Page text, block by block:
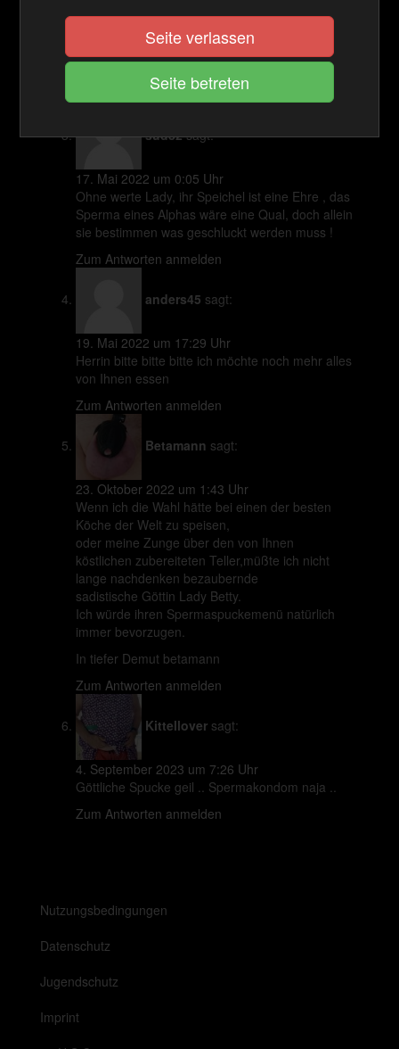
14. Mai 2022 um 2:15 Uhr
Oh beste Herrin diesen Teller würde ich auch sehr
Zum Antworten anmelden
sud82 sagt:
17. Mai 2022 um 0:05 Uhr
Ohne werte Lady, ihr Speichel ist eine Ehre , das
Sperma eines Alphas wäre eine Qual, doch allein
sie bestimmen was geschluckt werden muss !
Zum Antworten anmelden
anders45 sagt:
19. Mai 2022 um 17:29 Uhr
Herrin bitte bitte bitte ich möchte noch mehr alles
von Ihnen essen
Zum Antworten anmelden
Betamann sagt:
23. Oktober 2022 um 1:43 Uhr
Wenn ich die Wahl hätte bei einen der besten
Köche der Welt zu speisen,
oder meine Zunge über den von Ihnen
köstlichen zubereiteten Teller,müßte ich nicht
lange nachdenken bezaubernde
sadistische Göttin Lady Betty.
Ich würde ihren Spermaspuckemenü natürlich
immer bevorzugen.
In tiefer Demut betamann
Zum Antworten anmelden
Kittellover sagt:
4. September 2023 um 7:26 Uhr
Göttliche Spucke geil .. Spermakondom naja ..
Zum Antworten anmelden
Nutzungsbedingungen
Datenschutz
Jugendschutz
Imprint
Seite verlassen